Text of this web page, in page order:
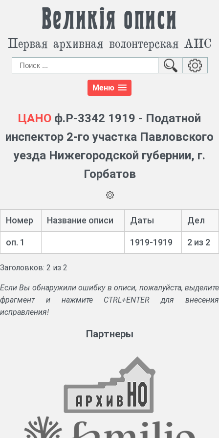
Великія описи
Первая архивная волонтерская АИС
Меню
ЦАНО ф.Р-3342 1919 - Податной
инспектор 2-го участка Павловского
уезда Нижегородской губернии, г.
Горбатов
Номер Название описи Даты Дел
оп. 1 1919-1919 2 из 2
Заголовков: 2 из 2
Если Вы обнаружили ошибку в описи, пожалуйста, выделите
фрагмент и нажмите CTRL+ENTER для внесения
исправления!
Партнеры